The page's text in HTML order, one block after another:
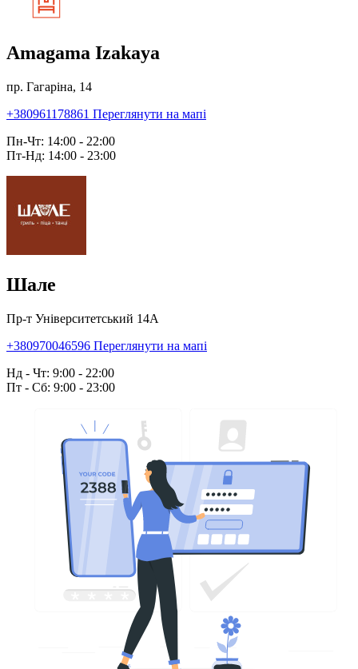
Amagama Izakaya
пр. Гагаріна, 14
+380961178861 Переглянути на мапі
Пн-Чт: 14:00 - 22:00
Пт-Нд: 14:00 - 23:00
Шале
Пр-т Університетський 14А
+380970046596 Переглянути на мапі
Нд - Чт: 9:00 - 22:00
Пт - Сб: 9:00 - 23:00